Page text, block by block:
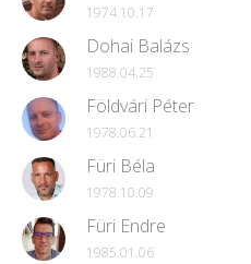
1974.10.17
Dohai Balázs
1988.04.25
Földvári Péter
1978.06.21
Füri Béla
1978.10.09
Füri Endre
1985.01.06